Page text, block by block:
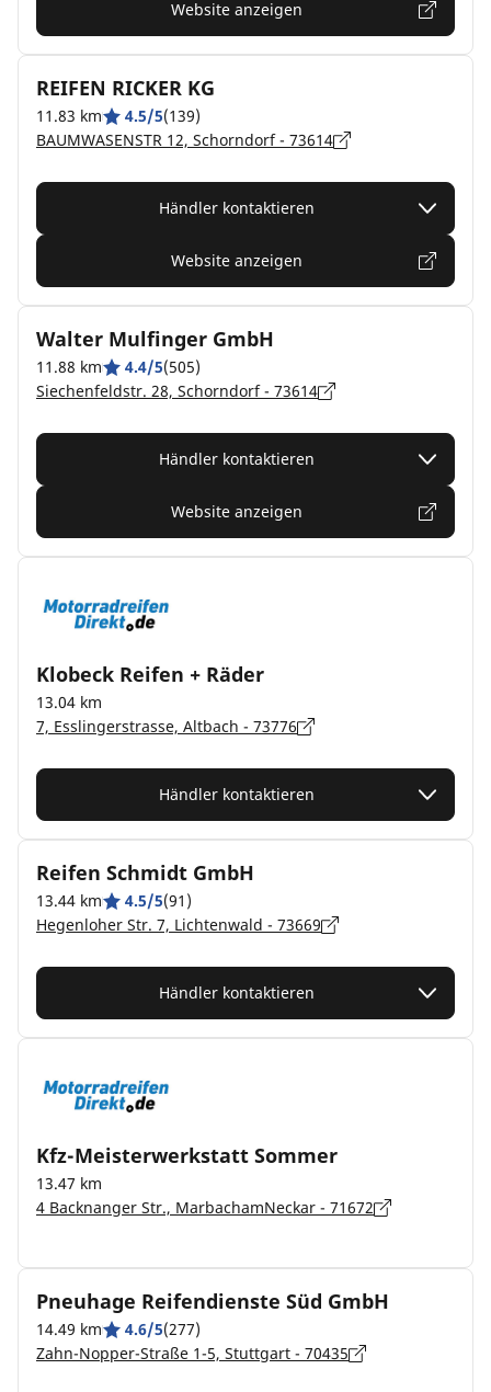
Website anzeigen
REIFEN RICKER KG
11.83 km 4.5/5(139)
BAUMWASENSTR 12, Schorndorf - 73614
Händler kontaktieren
Website anzeigen
Walter Mulfinger GmbH
11.88 km 4.4/5(505)
Siechenfeldstr. 28, Schorndorf - 73614
Händler kontaktieren
Website anzeigen
Klobeck Reifen + Räder
13.04 km
7, Esslingerstrasse, Altbach - 73776
Händler kontaktieren
Reifen Schmidt GmbH
13.44 km 4.5/5(91)
Hegenloher Str. 7, Lichtenwald - 73669
Händler kontaktieren
Kfz-Meisterwerkstatt Sommer
13.47 km
4 Backnanger Str., MarbachamNeckar - 71672
Pneuhage Reifendienste Süd GmbH
14.49 km 4.6/5(277)
Zahn-Nopper-Straße 1-5, Stuttgart - 70435